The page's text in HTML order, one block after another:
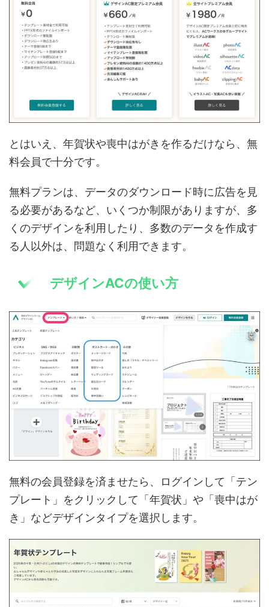
とはいえ、年賀状や喪中はがきを作るだけなら、無
料会員で十分です。
無料プランは、データのダウンロード時に広告を見
る必要があるなど、いくつか制限がありますが、多
くのデザインを利用したり、多数のデータを作成す
る人以外は、問題なく利用できます。
デザインACの使い方
無料の会員登録を済ませたら、ログインして「テン
プレート」をクリックして「年賀状」や「喪中はが
き」などデザインタイプを選択します。